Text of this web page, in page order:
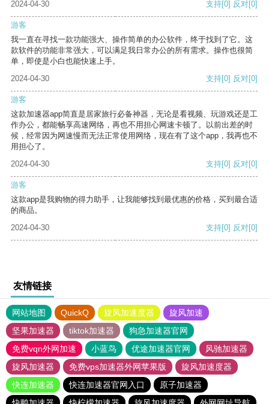
2024-04-30
支持[0] 反对[0]
游客
我一直在寻找一款功能强大、操作简单的办公软件，终于找到了它。这
款软件的功能非常强大，可以满足我日常办公的所有需求。操作也很简
单，即使是小白也能快速上手。
2024-04-30
支持[0] 反对[0]
游客
这款加速器app简直是居家旅行必备神器，无论是看视频、玩游戏还是工
作办公，都能畅享高速网络，再也不用担心网速卡顿了。以前出差的时
候，经常因为网速慢而无法正常使用网络，现在有了这个app，我再也不
用担心了。
2024-04-30
支持[0] 反对[0]
游客
这款app是我购物的得力助手，让我能够找到最优惠的价格，买到最合适
的商品。
2024-04-30
支持[0] 反对[0]
友情链接
网站地图 QuickQ 旋风加速度器
旋风加速
坚果加速器
tiktok加速器
狗急加速器官网
免费vqn外网加速
小蓝鸟 优途加速器官网
风驰加速器
旋风加速器
免费vps加速器外网苹果版
旋风加速度器
快连加速器
快连加速器官网入口
原子加速器